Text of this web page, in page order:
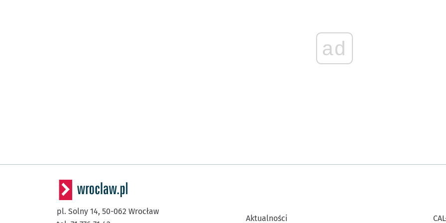
ad
pl. Solny 14, 50-062 Wrocław
Aktualności